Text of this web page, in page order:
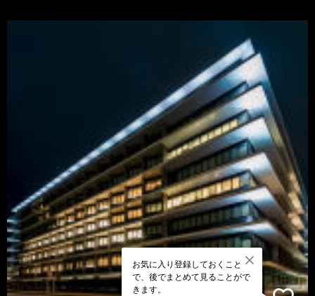
お気に入り登録しておくこと
で、後でまとめて見ることがで
きます。